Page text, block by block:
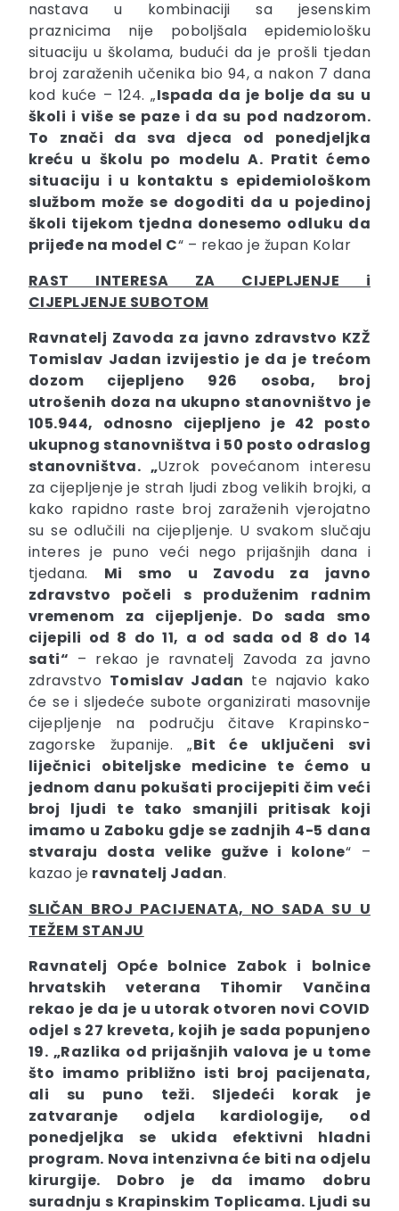
nastava u kombinaciji sa jesenskim
praznicima nije poboljšala epidemiološku
situaciju u školama, budući da je prošli tjedan
broj zaraženih učenika bio 94, a nakon 7 dana
kod kuće – 124. „Ispada da je bolje da su u
školi i više se paze i da su pod nadzorom.
To znači da sva djeca od ponedjeljka
kreću u školu po modelu A. Pratit ćemo
situaciju i u kontaktu s epidemiološkom
službom može se dogoditi da u pojedinoj
školi tijekom tjedna donesemo odluku da
prijeđe na model C“ – rekao je župan Kolar
RAST INTERESA ZA CIJEPLJENJE i
CIJEPLJENJE SUBOTOM
Ravnatelj Zavoda za javno zdravstvo KZŽ
Tomislav Jadan izvijestio je da je trećom
dozom cijepljeno 926 osoba, broj
utrošenih doza na ukupno stanovništvo je
105.944, odnosno cijepljeno je 42 posto
ukupnog stanovništva i 50 posto odraslog
stanovništva. „Uzrok povećanom interesu
za cijepljenje je strah ljudi zbog velikih brojki, a
kako rapidno raste broj zaraženih vjerojatno
su se odlučili na cijepljenje. U svakom slučaju
interes je puno veći nego prijašnjih dana i
tjedana. Mi smo u Zavodu za javno
zdravstvo počeli s produženim radnim
vremenom za cijepljenje. Do sada smo
cijepili od 8 do 11, a od sada od 8 do 14
sati“ – rekao je ravnatelj Zavoda za javno
zdravstvo Tomislav Jadan te najavio kako
će se i sljedeće subote organizirati masovnije
cijepljenje na području čitave Krapinsko-
zagorske županije. „Bit će uključeni svi
liječnici obiteljske medicine te ćemo u
jednom danu pokušati procijepiti čim veći
broj ljudi te tako smanjili pritisak koji
imamo u Zaboku gdje se zadnjih 4-5 dana
stvaraju dosta velike gužve i kolone“ –
kazao je ravnatelj Jadan.
SLIČAN BROJ PACIJENATA, NO SADA SU U
TEŽEM STANJU
Ravnatelj Opće bolnice Zabok i bolnice
hrvatskih veterana Tihomir
Vančina
rekao je da je u utorak otvoren novi COVID
odjel s 27 kreveta, kojih je sada popunjeno
19. „Razlika od prijašnjih valova je u tome
što imamo približno isti broj pacijenata,
ali su puno teži. Sljedeći korak je
zatvaranje odjela kardiologije, od
ponedjeljka se ukida efektivni hladni
program. Nova intenzivna će biti na odjelu
kirurgije. Dobro je da imamo dobru
suradnju s Krapinskim Toplicama. Ljudi su